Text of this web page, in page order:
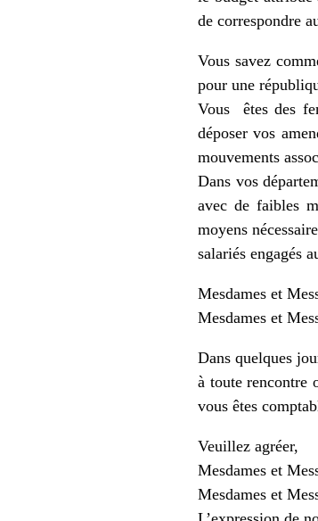
de correspondre
Vous savez
pour une
Vous êtes des
déposer vos
mouvements
Dans vos
avec de faibles
moyens
salariés engagés
Mesdames et
Mesdames et
Dans quelques
à toute rencontre
vous êtes
Veuillez agréer,
Mesdames et
Mesdames et